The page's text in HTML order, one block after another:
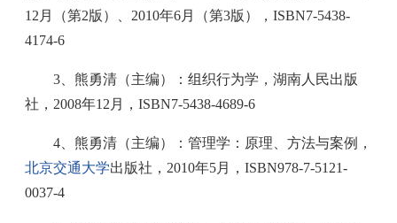
12月（第2版）、2010年6月（第3版），ISBN7-5438-
4174-6
3、熊勇清（主编）：组织行为学，湖南人民出版
社，2008年12月，ISBN7-5438-4689-6
4、熊勇清（主编）：管理学：原理、方法与案例，
北京交通大学出版社，2010年5月，ISBN978-7-5121-
0037-4